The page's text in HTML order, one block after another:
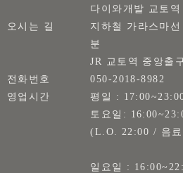
다이와개발 교토
오시는 길
지하철 가라스마
분
JR 교토역 중앙출
전화번호
050-2018-8982
영업시간
평일 :
토요일:
(L.O. 22:00 / 음
일요일 :